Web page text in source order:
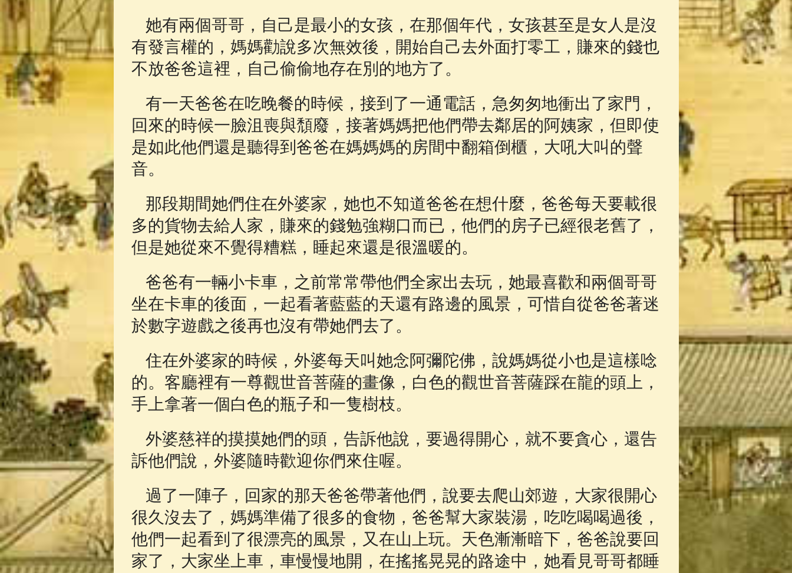
她有兩個哥哥，自己是最小的女孩，在那個年代，女孩甚至是女人是沒
有發言權的，媽媽勸說多次無效後，開始自己去外面打零工，賺來的錢也
不放爸爸這裡，自己偷偷地存在別的地方了。
有一天爸爸在吃晚餐的時候，接到了一通電話，急匆匆地衝出了家門，
回來的時候一臉沮喪與頹廢，接著媽媽把他們帶去鄰居的阿姨家，但即使
是如此他們還是聽得到爸爸在媽媽媽的房間中翻箱倒櫃，大吼大叫的聲
音。
那段期間她們住在外婆家，她也不知道爸爸在想什麼，爸爸每天要載很
多的貨物去給人家，賺來的錢勉強糊口而已，他們的房子已經很老舊了，
但是她從來不覺得糟糕，睡起來還是很溫暖的。
爸爸有一輛小卡車，之前常常帶他們全家出去玩，她最喜歡和兩個哥哥
坐在卡車的後面，一起看著藍藍的天還有路邊的風景，可惜自從爸爸著迷
於數字遊戲之後再也沒有帶她們去了。
住在外婆家的時候，外婆每天叫她念阿彌陀佛，說媽媽從小也是這樣唸
的。客廳裡有一尊觀世音菩薩的畫像，白色的觀世音菩薩踩在龍的頭上，
手上拿著一個白色的瓶子和一隻樹枝。
外婆慈祥的摸摸她們的頭，告訴他說，要過得開心，就不要貪心，還告
訴他們說，外婆隨時歡迎你們來住喔。
過了一陣子，回家的那天爸爸帶著他們，說要去爬山郊遊，大家很開心
很久沒去了，媽媽準備了很多的食物，爸爸幫大家裝湯，吃吃喝喝過後，
他們一起看到了很漂亮的風景，又在山上玩。天色漸漸暗下，爸爸說要回
家了，大家坐上車，車慢慢地開，在搖搖晃晃的路途中，她看見哥哥都睡